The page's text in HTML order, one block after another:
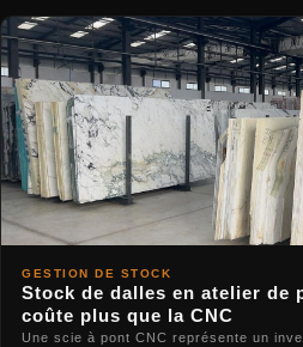
GESTION DE STOCK
Stock de dalles en atelier de
coûte plus que la CNC
Une scie à pont CNC représente un